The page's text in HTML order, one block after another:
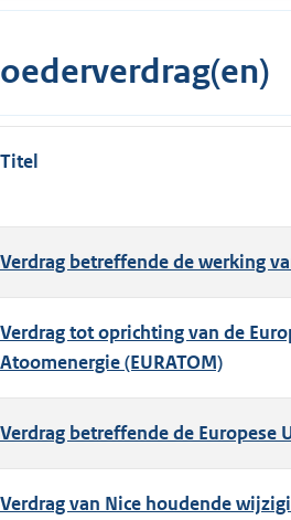
Titel
Verdrag betreffende de werking
Verdrag tot oprichting van de
Atoomenergie (EURATOM)
Verdrag betreffende de Europese
Verdrag van Nice houdende